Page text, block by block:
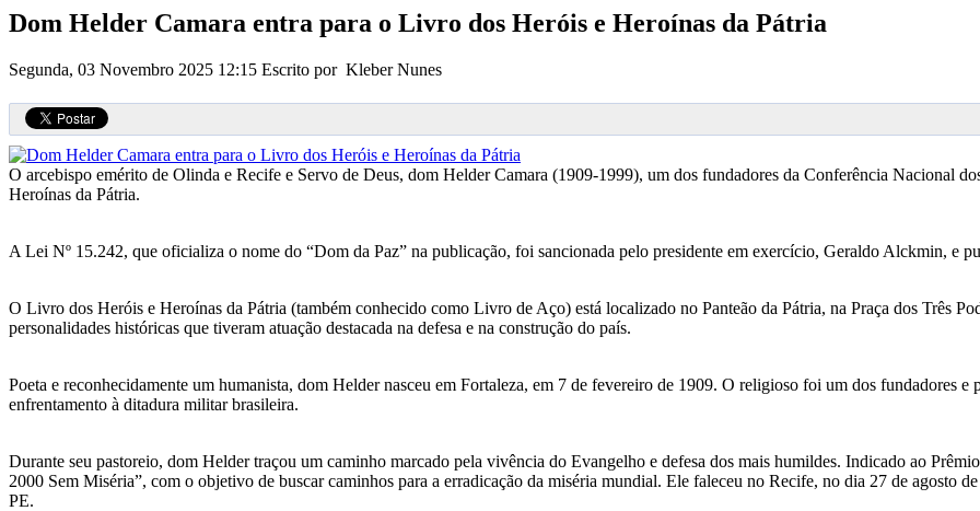
Dom Helder Camara entra para o Livro dos Heróis e Heroínas da Pátria
Segunda, 03 Novembro 2025 12:15 Escrito por Kleber Nunes
O arcebispo emérito de Olinda e Recife e Servo de Deus, dom Helder Camara (1909-1999), um dos fundadores da Conferência Nacional
Heroínas da Pátria.
A Lei Nº 15.242, que oficializa o nome do “Dom da Paz” na publicação, foi sancionada pelo presidente em exercício, Geraldo Alckmin, e
O Livro dos Heróis e Heroínas da Pátria (também conhecido como Livro de Aço) está localizado no Panteão da Pátria, na Praça dos Três
personalidades históricas que tiveram atuação destacada na defesa e na construção do país.
Poeta e reconhecidamente um humanista, dom Helder nasceu em Fortaleza, em 7 de fevereiro de 1909. O religioso foi um dos fundadores e
enfrentamento à ditadura militar brasileira.
Durante seu pastoreio, dom Helder traçou um caminho marcado pela vivência do Evangelho e defesa dos mais humildes. Indicado ao
2000 Sem Miséria”, com o objetivo de buscar caminhos para a erradicação da miséria mundial. Ele faleceu no Recife, no dia 27 de agosto
PE.